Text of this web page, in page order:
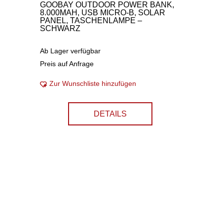
GOOBAY OUTDOOR POWER BANK,
8.000MAH, USB MICRO-B, SOLAR
PANEL, TASCHENLAMPE –
SCHWARZ
Ab Lager verfügbar
Preis auf Anfrage
Zur Wunschliste hinzufügen
DETAILS